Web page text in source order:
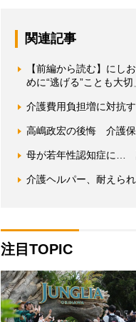
関連記事
【前編から読む】に
めに“逃げる”ことも大切
介護費用負担増に対抗
高嶋政宏の後悔 介護保
母が若年性認知症に…
介護ヘルパー、耐えら
注目TOPIC